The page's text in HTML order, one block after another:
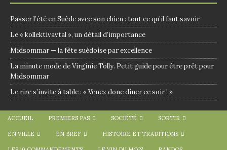
Passer l’été en Suède avec son chien : tout ce qu’il faut savoir
Le « kollektivavtal », un détail d’importance
Midsommar — la fête suédoise par excellence
La minute mode de Virginie Tolly. Petit guide pour être prêt pour
Midsommar
Le rire s’invite à table : « Venez donc dîner ce soir ! »
ACCUEIL PREMIERS PAS SOCIÉTÉ SORTIR
EN VILLE EN BREF HISTOIRE ET TRADITIONS